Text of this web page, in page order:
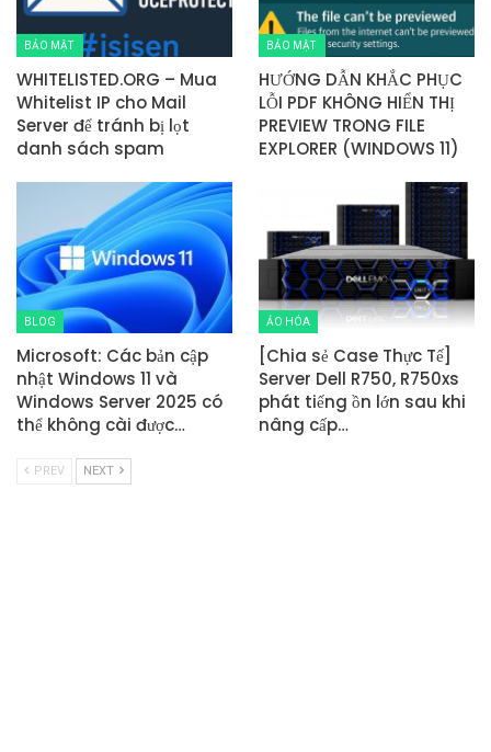
BẢO MẬT
WHITELISTED.ORG – Mua
Whitelist IP cho Mail
Server để tránh bị lọt
danh sách spam
BẢO MẬT
HƯỚNG DẪN KHẮC PHỤC
LỖI PDF KHÔNG HIỂN THỊ
PREVIEW TRONG FILE
EXPLORER (WINDOWS 11)
BLOG
Microsoft: Các bản cập
nhật Windows 11 và
Windows Server 2025 có
thể không cài được…
ẢO HÓA
[Chia sẻ Case Thực Tế]
Server Dell R750, R750xs
phát tiếng ồn lớn sau khi
nâng cấp…
PREV NEXT